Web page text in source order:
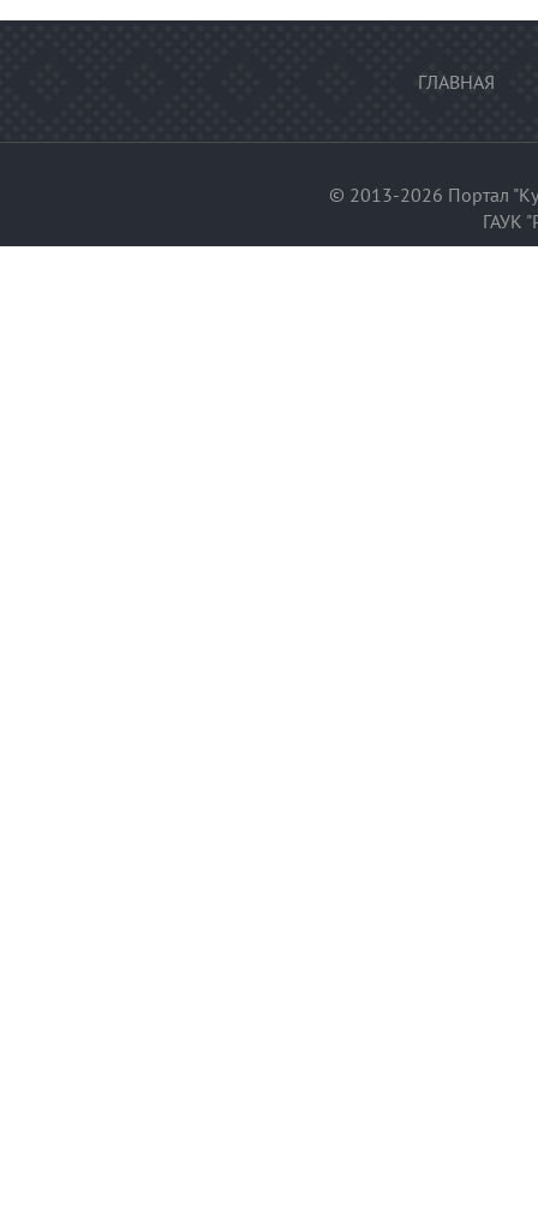
ГЛАВНАЯ
© 2013-2026 Портал
ГАУК